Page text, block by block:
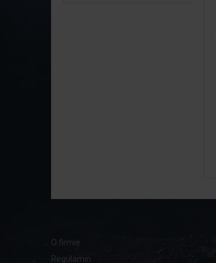
O firmie
Regulamin